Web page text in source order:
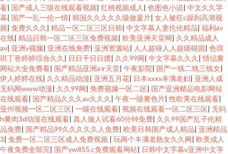
看| 国产成人三级在线观看视频| 红桃视频成人 | 色图色小说| 中文久久字
幕| 国产一乱一伦一情| 韩国久久久久久级做爰片| 女人被狂c躁到高潮视
频| 免费久久久 | 精品一区二区三区日韩| 中文字幕人妻伦伦精品| 福利av
在线| 精品日韩一区二区三区免费视频| 欧美亚洲天堂网| 久久精品成人
av| 亚洲v视频| 亚洲在线免费| 亚洲资源站| 人人超碰人人超级碰国| 色琪
琪丁香婷婷综合久久 | 日日干日日摸| 久久99网| 中文字幕久久久 |情侣黄
网站大全免费看| 国产精品亚洲a∨天堂| 午夜影院| 国产一线二线三线女|
伊人婷婷在线| 久久精品动漫| 亚洲五月花| 日本xxxx丰满老妇| 亚洲人成
无码网www动漫| 久久99网| 免费视频一区二区| 国产亚洲精品电影网站
在线观看| 国产精品久久久av久久久 | 午夜一级黄色片|性欧美在线观看|
亚州视频一区二区三区| 一级在线观看| 视频在线观看一区二区三区| 无码
h黄肉3d动漫在线观看| 真人做人试看60分钟免费| 久久99国产乱子伦精
品免费| 国产精品99久久久久久人免费| 欧美日韩国产成人精品| 亚洲精品
3| 免费一区二区三区成人免费视频 | 玩两个丰满老熟女久久网| 欧美成人
午夜免费全部完| 国产yw855.c免费观看网站| 日韩中文字幕v亚洲中文字